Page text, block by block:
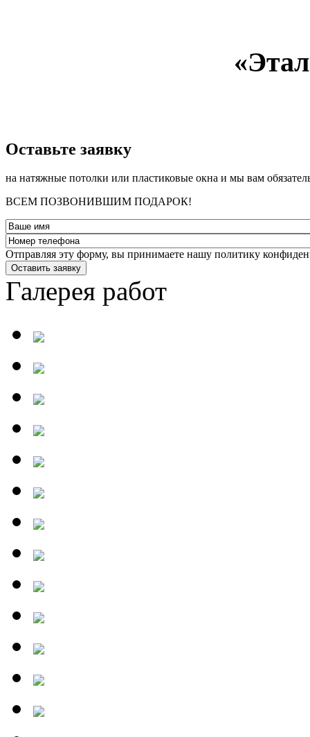
­Оставьте заявку
на натяжные потолки или пластиковые окна и мы вам
ВСЕМ ПОЗВОНИВШИМ ПОДАРОК!
Отправляя эту форму, вы принимаете нашу политику
Оставить заявку
Галерея работ